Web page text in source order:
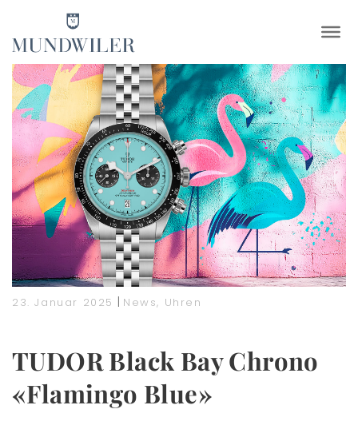
×
23. Januar 2025 | News, Uhren
TUDOR Black Bay Chrono
«Flamingo Blue»